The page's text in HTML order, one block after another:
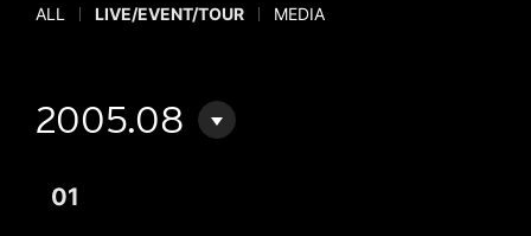
ALL LIVE/EVENT/TOUR MEDIA
2005.08
01